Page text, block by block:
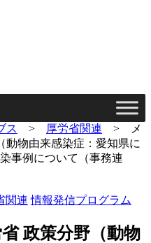
ス > 厚労省関連 >
メ
動物由来感染症：愛知県に
事例について（事務連
関連 情報発信プログラム
政策分野（動物